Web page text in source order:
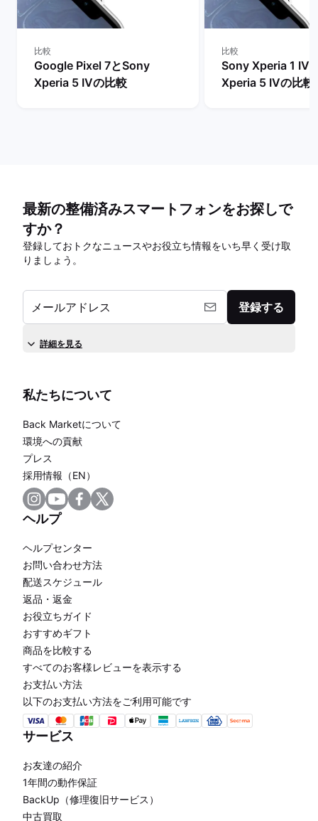
比較
Google Pixel 7とSony
Xperia 5 IVの比較
比較
Sony Xperia 1 IV
Xperia 5 IVの比較
最新の整備済みスマートフォンをお探しで
すか？
登録しておトクなニュースやお役立ち情報をいち早く受け取
りましょう。
メールアドレス 登録する
詳細を見る
私たちについて
Back Marketについて
環境への貢献
プレス
採用情報（EN）
ヘルプ
ヘルプセンター
お問い合わせ方法
配送スケジュール
返品・返金
お役立ちガイド
おすすめギフト
商品を比較する
すべてのお客様レビューを表示する
お支払い方法
以下のお支払い方法をご利用可能です
サービス
お友達の紹介
1年間の動作保証
BackUp（修理復旧サービス）
中古買取